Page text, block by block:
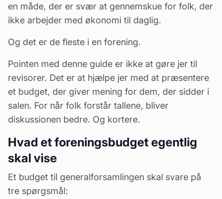
en måde, der er svær at gennemskue for folk, der
ikke arbejder med økonomi til daglig.
Og det er de fleste i en forening.
Pointen med denne guide er ikke at gøre jer til
revisorer. Det er at hjælpe jer med at præsentere
et budget, der giver mening for dem, der sidder i
salen. For når folk forstår tallene, bliver
diskussionen bedre. Og kortere.
Hvad et foreningsbudget egentlig
skal vise
Et budget til generalforsamlingen skal svare på
tre spørgsmål: